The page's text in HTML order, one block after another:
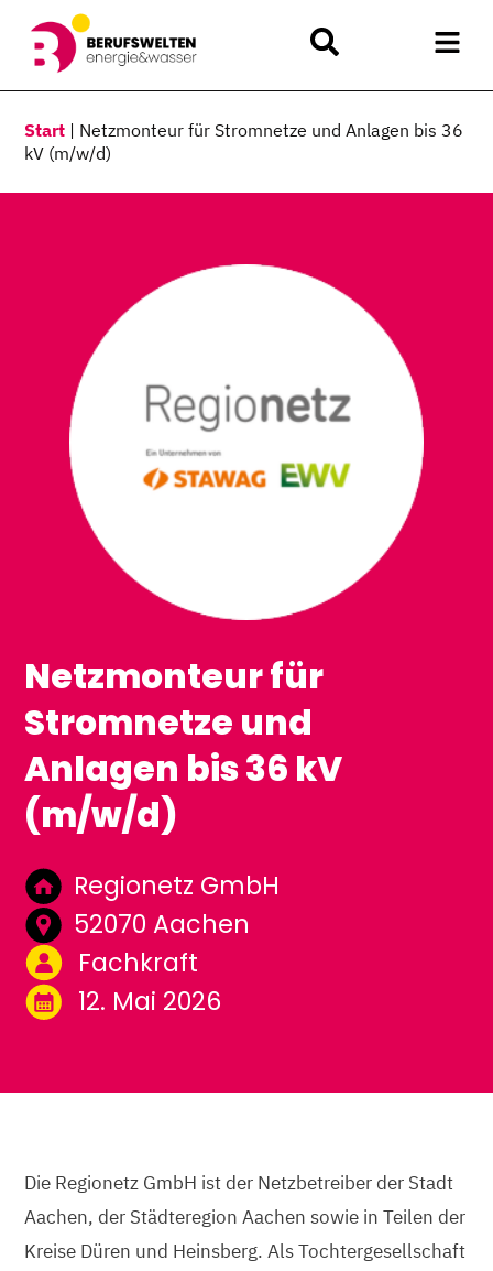
Start | Netzmonteur für Stromnetze und Anlagen bis 36
kV (m/w/d)
Netzmonteur für
Stromnetze und
Anlagen bis 36 kV
(m/w/d)
Regionetz GmbH
52070 Aachen
Fachkraft
12. Mai 2026
Die Regionetz GmbH ist der Netzbetreiber der Stadt
Aachen, der Städteregion Aachen sowie in Teilen der
Kreise Düren und Heinsberg. Als Tochtergesellschaft